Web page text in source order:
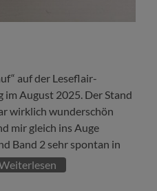
auf der Leseflair-
im August 2025. Der Stand
wirklich wunderschön
mir gleich ins Auge
Band 2 sehr spontan in